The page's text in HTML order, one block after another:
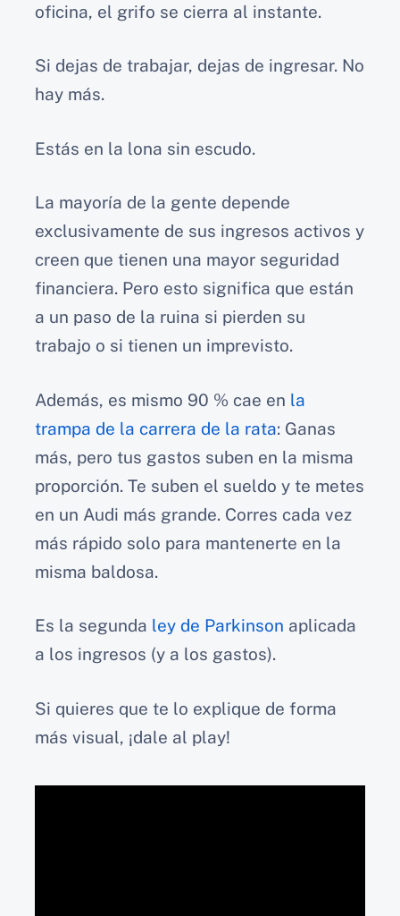
oficina, el grifo se cierra al instante.
Si dejas de trabajar, dejas de ingresar. No
hay más.
Estás en la lona sin escudo.
La mayoría de la gente depende
exclusivamente de sus ingresos activos y
creen que tienen una mayor seguridad
financiera. Pero esto significa que están
a un paso de la ruina si pierden su
trabajo o si tienen un imprevisto.
Además, es mismo 90 % cae en la
trampa de la carrera de la rata: Ganas
más, pero tus gastos suben en la misma
proporción. Te suben el sueldo y te metes
en un Audi más grande. Corres cada vez
más rápido solo para mantenerte en la
misma baldosa.
Es la segunda ley de Parkinson aplicada
a los ingresos (y a los gastos).
Si quieres que te lo explique de forma
más visual, ¡dale al play!